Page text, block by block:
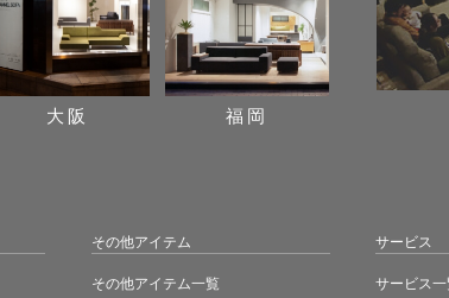
大阪 福岡
その他アイテム
その他アイテム一覧
サービス
サービス一